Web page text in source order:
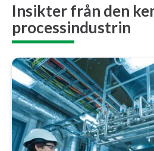
Insikter från den
processindustrin